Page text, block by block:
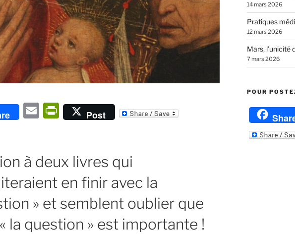
E
l
P
ri
Fr
n
dl
y
Post
à deux livres qui
en finir avec la
» et semblent oublier que
la question » est importante !
14 mars 2026
Pratiques
12 mars 2026
Mars, l’unicité
7 mars 2026
POUR